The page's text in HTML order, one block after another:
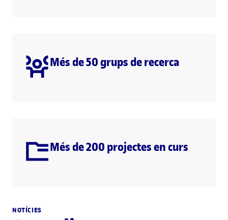
Més de 50 grups de recerca
Més de 200 projectes en curs
NOTÍCIES